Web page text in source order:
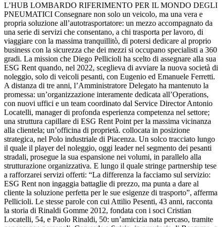
L’HUB LOMBARDO RIFERIMENTO PER IL MONDO DEGLI
PNEUMATICI Consegnare non solo un veicolo, ma una vera e
propria soluzione all’autotrasportatore: un mezzo accompagnato da
una serie di servizi che consentano, a chi trasporta per lavoro, di
viaggiare con la massima tranquillitò, di potersi dedicare al proprio
business con la sicurezza che dei mezzi si occupano specialisti a 360
gradi. La mission che Diego Pellicioli ha scelto di assegnare alla sua
ESG Rent quando, nel 2022, sceglieva di avviare la nuova società di
noleggio, solo di veicoli pesanti, con Eugenio ed Emanuele Ferretti.
A distanza di tre anni, l’Amministratore Delegato ha mantenuto la
promessa: un’organizzazione interamente dedicata all’Operations,
con nuovi uffici e un team coordinato dal Service Director Antonio
Locatelli, manager di profonda esperienza competenza nel settore;
una struttura capillare di ESG Rent Point per la massima vicinanza
alla clientela; un’officina di proprietà. collocata in posizione
strategica, nel Polo industriale di Piacenza. Un solco tracciato lungo
il quale il player del noleggio, oggi leader nel segmento dei pesanti
stradali, prosegue la sua espansione nei volumi, in parallelo alla
strutturazione organizzativa. E lungo il quale stringe partnership tese
a rafforzarei servizi offerti: “La differenza la facciamo sul servizio:
ESG Rent non ingaggia battaglie di prezzo, ma punta a dare al
cliente la soluzione perfetta per le sue esigenze di trasporto”, afferma
Pellicioli. Le stesse parole con cui Attilio Pesenti, 43 anni, racconta
la storia di Rinaldi Gomme 2012, fondata con i soci Cristian
Locatelli, 54, e Paolo Rinaldi, 50: un’amicizia nata percaso, tramite